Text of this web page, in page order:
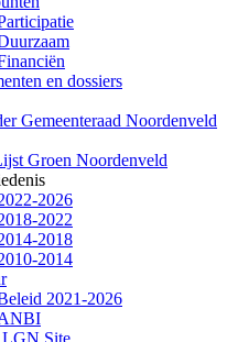
en dossiers
Gemeenteraad Noordenveld
Groen Noordenveld
2026
2022
2018
2014
2021-2026
Site